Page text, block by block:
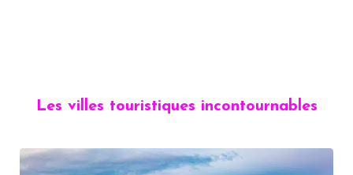
Les villes touristiques incontournables